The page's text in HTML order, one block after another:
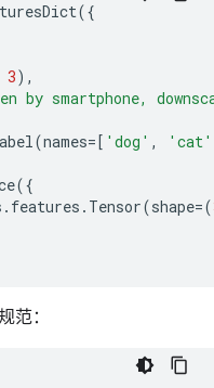
({
3),
by smartphone,
(names=[ 'dog' , 'cat'
({
. features . Tensor(shape=(
范：